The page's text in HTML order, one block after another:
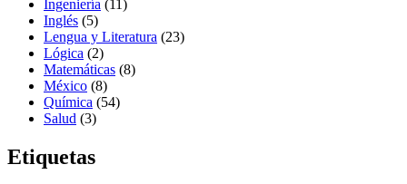
Ingeniería (11)
Inglés (5)
Lengua y Literatura (23)
Lógica (2)
Matemáticas (8)
México (8)
Química (54)
Salud (3)
Etiquetas